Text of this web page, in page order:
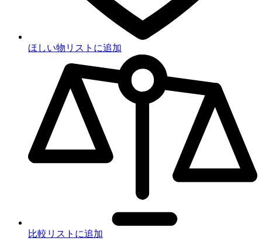
ほしい物リストに追加
比較リストに追加